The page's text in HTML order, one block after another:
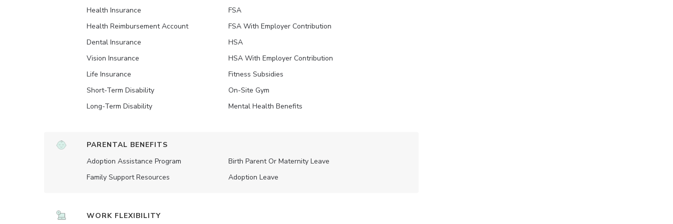
Health Insurance
Health Reimbursement Account
Dental Insurance
Vision Insurance
Life Insurance
Short-Term Disability
Long-Term Disability
FSA
FSA With Employer Contribution
HSA
HSA With Employer Contribution
Fitness Subsidies
On-Site Gym
Mental Health Benefits
PARENTAL BENEFITS
Adoption Assistance Program
Family Support Resources
Birth Parent Or Maternity Leave
Adoption Leave
WORK FLEXIBILITY